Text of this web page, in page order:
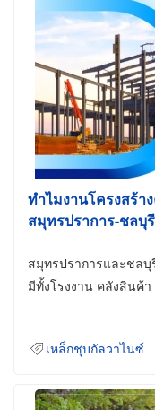
ทำไมงานโครงสร้า
สมุทรปราการ-ชลบุ
สมุทรปราการและชล
มีทั้งโรงงาน คลังสินค้
เหล็กชุบกัลวาไนซ์